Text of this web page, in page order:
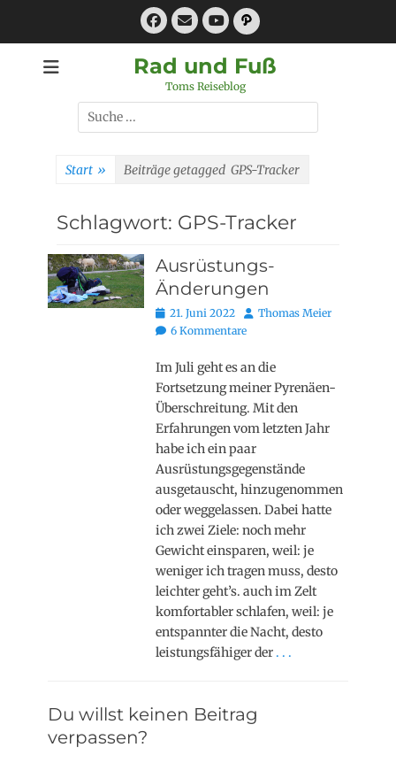
Facebook
E-
MailYouTube
Pfad
Rad und Fuß
Toms Reiseblog
Suchen
nach:
Start » Beiträge getagged GPS-Tracker
Schlagwort: GPS-Tracker
Ausrüstungs-
Änderungen
Posted
on
21. Juni 2022 AutorThomas Meier
6 Kommentare
Im Juli geht es an die
Fortsetzung meiner Pyrenäen-
Überschreitung. Mit den
Erfahrungen vom letzten Jahr
habe ich ein paar
Ausrüstungsgegenstände
ausgetauscht, hinzugenommen
oder weggelassen. Dabei hatte
ich zwei Ziele: noch mehr
Gewicht einsparen, weil: je
weniger ich tragen muss, desto
leichter geht’s. auch im Zelt
komfortabler schlafen, weil: je
entspannter die Nacht, desto
leistungsfähiger der . . .
Du willst keinen Beitrag
verpassen?